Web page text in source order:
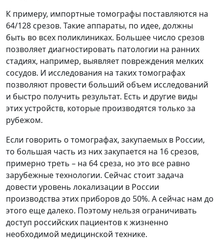
К примеру, импортные томографы поставляются на
64/128 срезов. Такие аппараты, по идее, должны
быть во всех поликлиниках. Большее число срезов
позволяет диагностировать патологии на ранних
стадиях, например, выявляет повреждения мелких
сосудов. И исследования на таких томографах
позволяют провести больший объем исследований
и быстро получить результат. Есть и другие виды
этих устройств, которые производятся только за
рубежом.
Если говорить о томографах, закупаемых в России,
то большая часть из них закупается на 16 срезов,
примерно треть – на 64 среза, но это все равно
зарубежные технологии. Сейчас стоит задача
довести уровень локализации в России
производства этих приборов до 50%. А сейчас нам до
этого еще далеко. Поэтому нельзя ограничивать
доступ российских пациентов к жизненно
необходимой медицинской технике.